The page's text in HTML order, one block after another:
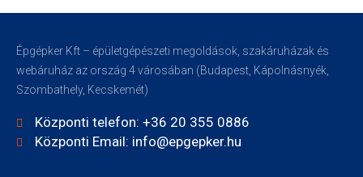
Épgépker Kft – épületgépészeti megoldások, szakáruházak és
webáruház az ország 4 városában (Budapest, Kápolnásnyék,
Szombathely, Kecskemét)
Központi telefon: +36 20 355 0886
Központi Email: info@epgepker.hu